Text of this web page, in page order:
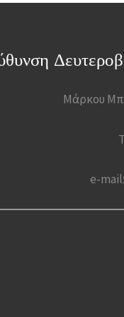
Μάρκου
e-mail: